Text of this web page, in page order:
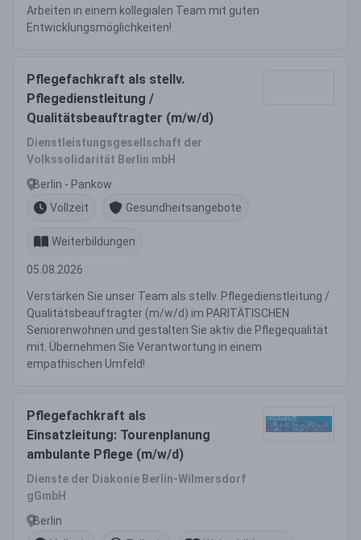
Arbeiten in einem kollegialen Team mit guten
Entwicklungsmöglichkeiten!
Pflegefachkraft als stellv.
Pflegedienstleitung /
Qualitätsbeauftragter (m/w/d)
Dienstleistungsgesellschaft der
Volkssolidarität Berlin mbH
Berlin - Pankow
Vollzeit
Gesundheitsangebote
Weiterbildungen
05.08.2026
Verstärken Sie unser Team als stellv. Pflegedienstleitung /
Qualitätsbeauftragter (m/w/d) im PARITÄTISCHEN
Seniorenwohnen und gestalten Sie aktiv die Pflegequalität
mit. Übernehmen Sie Verantwortung in einem
empathischen Umfeld!
Pflegefachkraft als
Einsatzleitung: Tourenplanung
ambulante Pflege (m/w/d)
Dienste der Diakonie Berlin-Wilmersdorf
gGmbH
Berlin